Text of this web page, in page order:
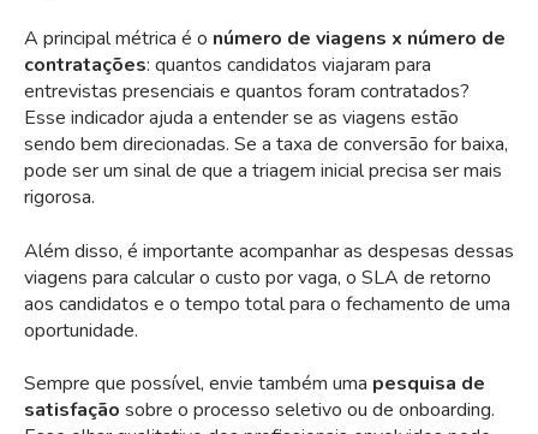
A principal métrica é o número de viagens x número de
contratações: quantos candidatos viajaram para
entrevistas presenciais e quantos foram contratados?
Esse indicador ajuda a entender se as viagens estão
sendo bem direcionadas. Se a taxa de conversão for baixa,
pode ser um sinal de que a triagem inicial precisa ser mais
rigorosa.
Além disso, é importante acompanhar as despesas dessas
viagens para calcular o custo por vaga, o SLA de retorno
aos candidatos e o tempo total para o fechamento de uma
oportunidade.
Sempre que possível, envie também uma pesquisa de
satisfação sobre o processo seletivo ou de onboarding.